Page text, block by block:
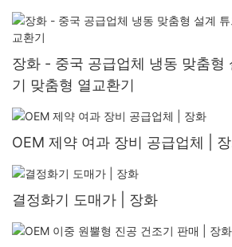
비
장화 - 중국 공급업체 냉동 맞춤형
기 맞춤형 열교환기
OEM 제약 여과 장비 공급업체 |
결정화기 도매가 | 장화